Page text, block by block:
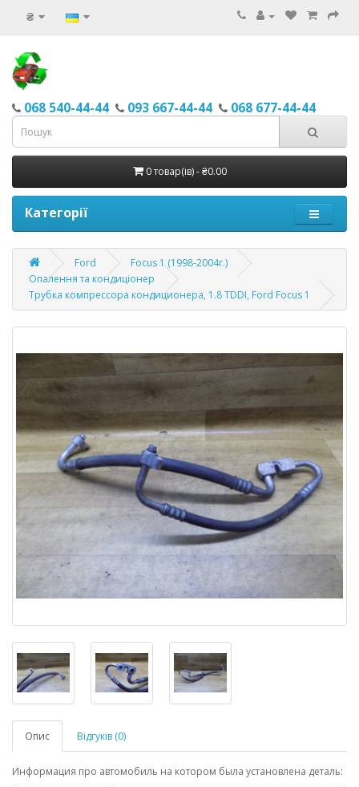
₴
068 540-44-44 093 667-44-44 068 677-44-44
0 товар(ів) - ₴0.00
Категорії
Ford
Focus 1 (1998-2004г.)
Опалення та кондиціонер
Трубка компрессора кондиционера, 1.8 TDDI, Ford Focus 1
Опис Відгуків (0)
Информация про автомобиль на котором была установлена деталь: